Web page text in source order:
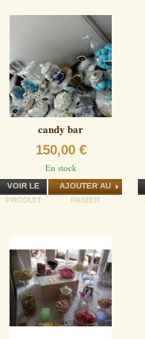
candy bar
150,00 €
En stock
AJOUTER AU
PANIER
VOIR LE
PRODUIT